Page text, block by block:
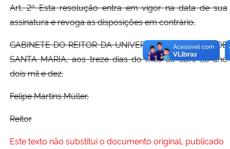
Art. 2º Esta resolução entra em vigor na data de sua
assinatura e revoga as disposições em contrário.
GABINETE DO REITOR DA UNIVERSIDADE FEDERAL DE
SANTA MARIA, aos treze dias do mês de abril do ano
dois mil e dez.
Felipe Martins Müller,
Reitor
Este texto não substitui o documento original, publicado